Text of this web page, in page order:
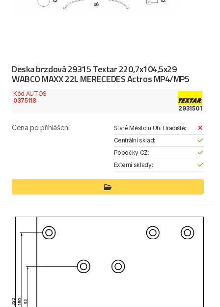
Deska brzdová 29315 Textar 220,7x104,5x29
WABCO MAXX 22L MERECEDES Actros MP4/MP5
Kód AUTOS
0375118
2931501
Cena po přihlášení
Staré Město u Uh. Hradiště:
Centrální sklad:
Pobočky CZ:
Externí sklady: